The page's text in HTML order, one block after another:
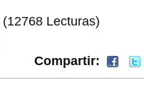
(12768 Lecturas)
Compartir: